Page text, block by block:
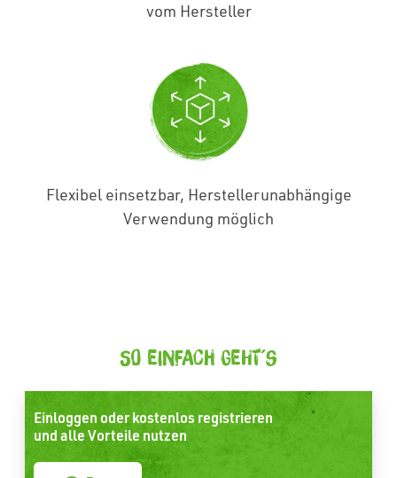
vom Hersteller
Flexibel einsetzbar, Herstellerunabhängige
Verwendung möglich
So einfach geht´s
Einloggen oder kostenlos registrieren
und alle Vorteile nutzen